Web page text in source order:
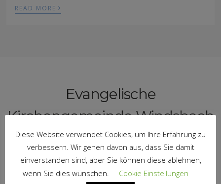
READ MORE ›
Evangelische
Kirchengemeinde Windsbach
Haben Sie Fragen. Schreiben Sie uns.
MAIL SCHREIBEN
Diese Website verwendet Cookies, um Ihre Erfahrung zu
verbessern. Wir gehen davon aus, dass Sie damit
einverstanden sind, aber Sie können diese ablehnen,
wenn Sie dies wünschen.
Cookie Einstellungen